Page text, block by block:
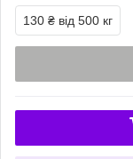
130 ₴ від 500 кг